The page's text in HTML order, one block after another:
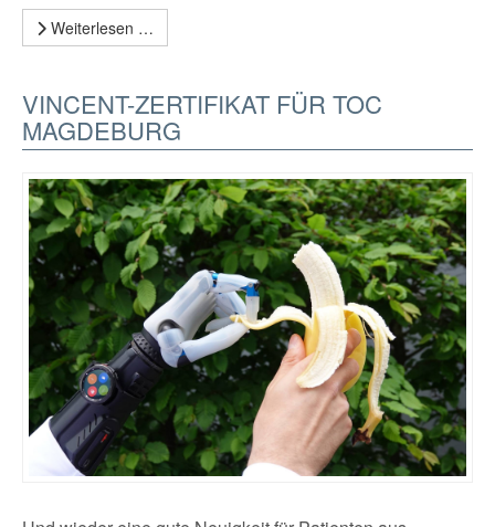
Weiterlesen …
VINCENT-ZERTIFIKAT FÜR TOC
MAGDEBURG